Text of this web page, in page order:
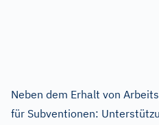
Neben dem Erhalt von
für Subventionen: